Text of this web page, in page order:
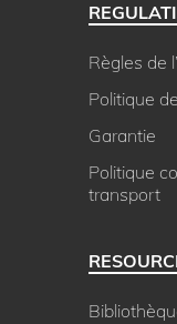
Règles de
Politique
Garantie
Politique
transport